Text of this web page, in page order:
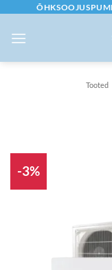
content
Tooted
-3%